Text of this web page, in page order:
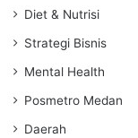
Diet & Nutrisi
Strategi Bisnis
Mental Health
Posmetro Medan
Daerah